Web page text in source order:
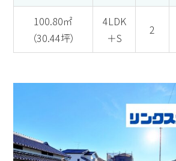
100.80㎡
（30.44坪）
4LDK
＋S
2